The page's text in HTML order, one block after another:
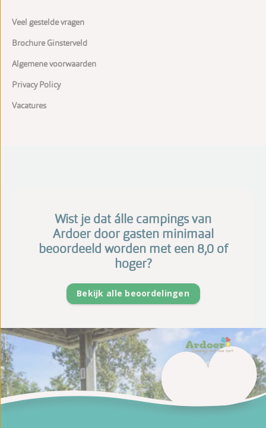
Veel gestelde vragen
Brochure Ginsterveld
Algemene voorwaarden
Privacy Policy
Vacatures
Wist je dat álle campings van
Ardoer door gasten minimaal
beoordeeld worden met een 8,0 of
hoger?
Bekijk alle beoordelingen